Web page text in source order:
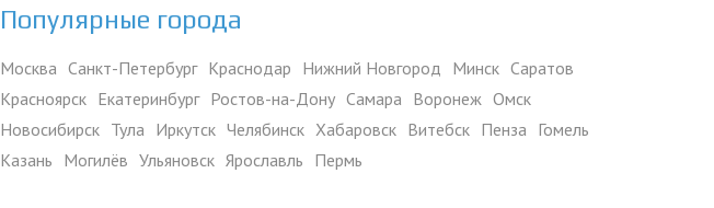
Популярные города
Москва Санкт-Петербург Краснодар Нижний Новгород Минск Саратов
Красноярск Екатеринбург Ростов-на-Дону Самара Воронеж Омск
Новосибирск Тула Иркутск Челябинск Хабаровск Витебск Пенза Гомель
Казань Могилёв Ульяновск Ярославль Пермь